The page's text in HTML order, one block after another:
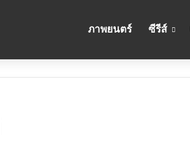
ภาพยนตร์ ซีรีส์